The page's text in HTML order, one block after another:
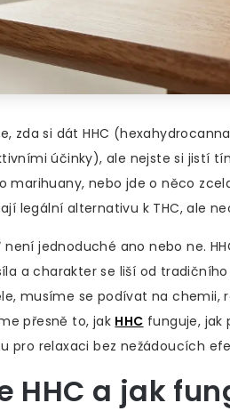
zda si dátHHC (
účinky), ale nejste si jistí
marihuany, nebo jde o něco
legální alternativu k THC, ale
jednoduché ano nebo ne.
a charakter se liší od
musíme se podívat na chemii,
přesně to, jak HHC funguje, jak
pro relaxaci bez nežádoucích
HHC a jak